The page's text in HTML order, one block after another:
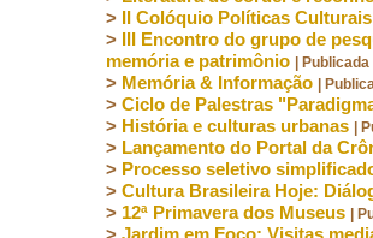
> II Colóquio Políticas
> III Encontro do grupo de
memória e patrimônio |
> Memória & Informação |
> Ciclo de Palestras
> História e culturas urbanas |
> Lançamento do Portal da
> Processo seletivo
> Cultura Brasileira Hoje:
> 12ª Primavera dos Museus |
> Jardim em Foco: Visitas